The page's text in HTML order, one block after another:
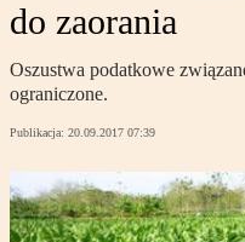
do zaorania
Oszustwa podatkowe
ograniczone.
Publikacja: 20.09.2017 07:39